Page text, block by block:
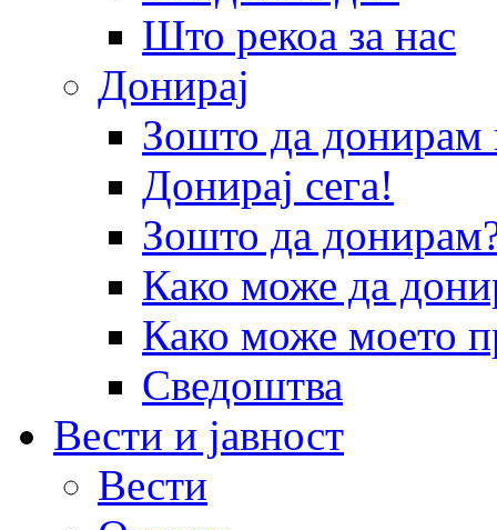
Што рекоа за нас
Донирај
Зошто да
Донирај сега!
Зошто да
Како може да
Како може моето
Сведоштва
Вести и јавност
Вести